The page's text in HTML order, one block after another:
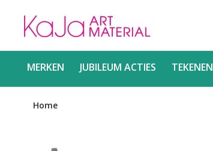
MERKEN JUBILEUM ACTIES TEKENEN
Home